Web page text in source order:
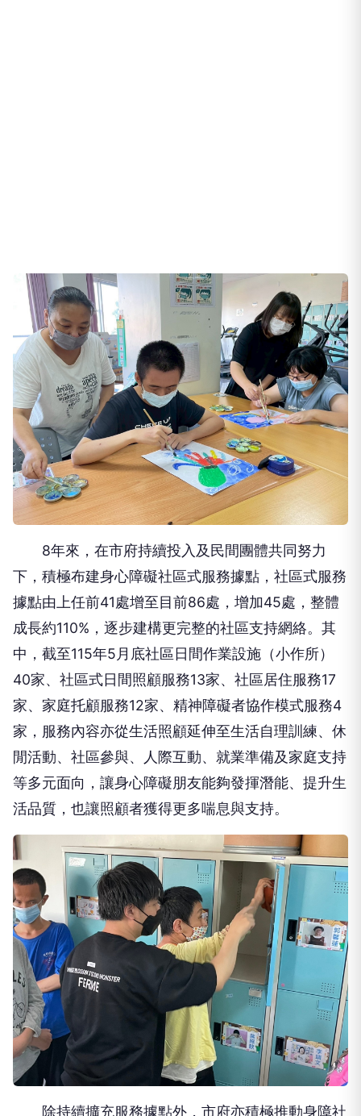
8年來，在市府持續投入及民間團體共同努力
下，積極布建身心障礙社區式服務據點，社區式服務
據點由上任前41處增至目前86處，增加45處，整體
成長約110%，逐步建構更完整的社區支持網絡。其
中，截至115年5月底社區日間作業設施（小作所）
40家、社區式日間照顧服務13家、社區居住服務17
家、家庭托顧服務12家、精神障礙者協作模式服務4
家，服務內容亦從生活照顧延伸至生活自理訓練、休
閒活動、社區參與、人際互動、就業準備及家庭支持
等多元面向，讓身心障礙朋友能夠發揮潛能、提升生
活品質，也讓照顧者獲得更多喘息與支持。
除持續擴充服務據點外，市府亦積極推動身障社